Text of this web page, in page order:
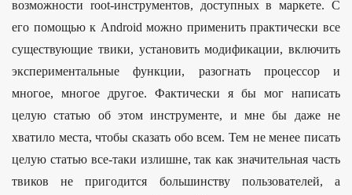
возможности root-инструментов, доступных в маркете. С
его помощью к Android можно применить практически все
существующие твики, установить модификации, включить
экспериментальные функции, разогнать процессор и
многое, многое другое. Фактически я бы мог написать
целую статью об этом инструменте, и мне бы даже не
хватило места, чтобы сказать обо всем. Тем не менее писать
целую статью все-таки излишне, так как значительная часть
твиков не пригодится большинству пользователей, а